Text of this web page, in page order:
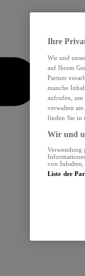
Ihre
Wir und
auf Ihrem
Partner
manche
aufrufen, um
verwalten
finden Sie in
Wir und
Verwendung
von Inhalten,
Liste der